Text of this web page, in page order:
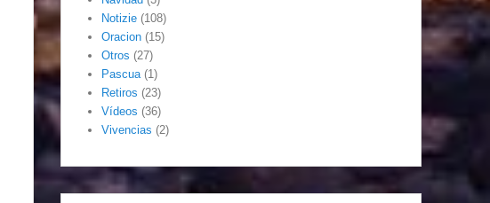
Notizie (108)
Oracion (15)
Otros (27)
Pascua(1)
Retiros (23)
Vídeos (36)
Vivencias (2)